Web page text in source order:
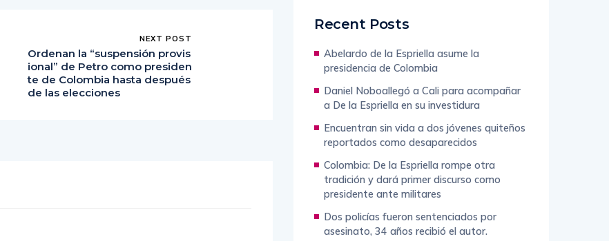
NEXT POST
Ordenan la “suspensión provis
ional” de Petro como presiden
te de Colombia hasta después
de las elecciones
Recent Posts
Abelardo de la Espriella asume la
presidencia de Colombia
Daniel Noboallegó a Cali para acompañar
a De la Espriella en su investidura
Encuentran sin vida a dos jóvenes quiteños
reportados como desaparecidos
Colombia: De la Espriella rompe otra
tradición y dará primer discurso como
presidente ante militares
Dos policías fueron sentenciados por
asesinato, 34 años recibió el autor.